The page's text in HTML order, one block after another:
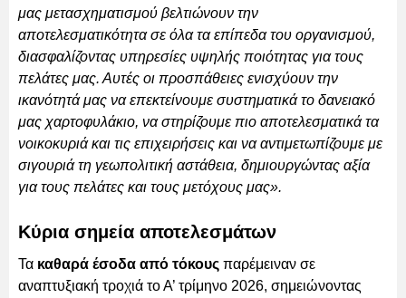
μας μετασχηματισμού βελτιώνουν την
αποτελεσματικότητα σε όλα τα επίπεδα του οργανισμού,
διασφαλίζοντας υπηρεσίες υψηλής ποιότητας για τους
πελάτες μας. Αυτές οι προσπάθειες ενισχύουν την
ικανότητά μας να επεκτείνουμε συστηματικά το δανειακό
μας χαρτοφυλάκιο, να στηρίζουμε πιο αποτελεσματικά τα
νοικοκυριά και τις επιχειρήσεις και να αντιμετωπίζουμε με
σιγουριά τη γεωπολιτική αστάθεια, δημιουργώντας αξία
για τους πελάτες και τους μετόχους μας».
Κύρια σημεία αποτελεσμάτων
Τα καθαρά έσοδα από τόκους παρέμειναν σε
αναπτυξιακή τροχιά το Α’ τρίμηνο 2026, σημειώνοντας